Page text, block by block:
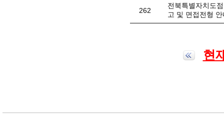
262
전북특별자치도
고 및 면접전형 안
현